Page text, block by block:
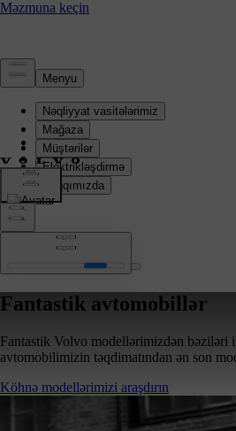
Biz kimik
İrsimiz
Hekayəmiz
Fantastik avtomobillər
Fantastik Volvo modellərimizdən bəziləri
avtomobilimizin təqdimatından ən son
Köhnə modellərimizi araşdırın